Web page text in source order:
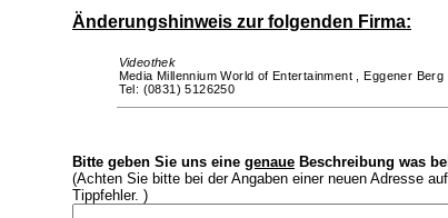
Änderungshinweis zur folgenden Firma:
Videothek
Media Millennium World of Entertainment ,Eggener
Tel: (0831) 5126250
Bitte geben Sie uns eine genaue Beschreibung was
(Achten Sie bitte bei der Angaben einer neuen Adresse
Tippfehler. )